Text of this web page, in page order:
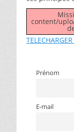
content/
Prénom
E-mail